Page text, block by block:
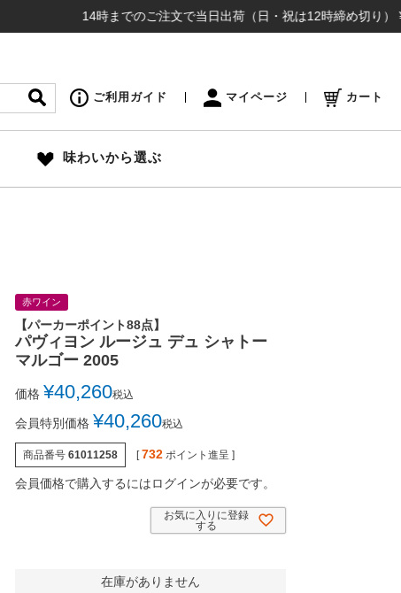
14時までのご注文で当日出荷（日・祝は12時締め切り）
ご利用ガイド マイページ カート
味わいから選ぶ
赤ワイン
【パーカーポイント88点】
パヴィヨン ルージュ デュ シャトー
マルゴー 2005
価格 ¥40,260税込
会員特別価格 ¥40,260税込
商品番号 61011258 [ 732 ポイント進呈 ]
会員価格で購入するにはログインが必要です。
お気に入りに登録
する
在庫がありません